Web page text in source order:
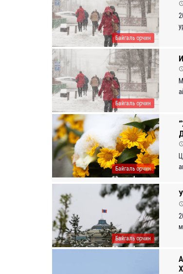
Байгаль орчин
Байгаль орчин
Байгаль орчин
Байгаль орчин